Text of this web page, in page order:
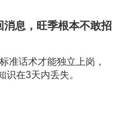
息，旺季根本不敢招
准话术才能独立上岗，
识在3天内丢失。